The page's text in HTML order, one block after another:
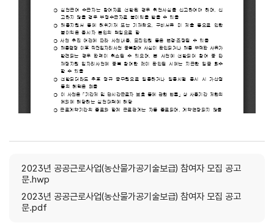
2023년 공공근로사업(농산물가공기술보급) 참여자 모집 공고
문.hwp
2023년 공공근로사업(농산물가공기술보급) 참여자 모집 공고
문.pdf